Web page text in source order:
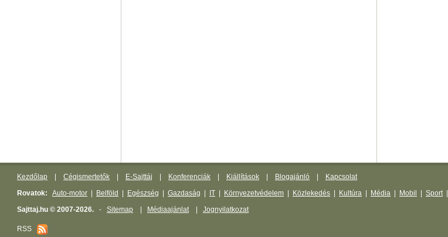
Kezdőlap Cégismertetők E-Sajttáj Konferenciák Kiállítások Blogajánló
Kapcsolat
Rovatok:
Auto-motor Belföld Egészség Gazdaság IT Környezetvédelem Közlekedés Kultúra Média Mobil Sport|
Sajttaj.hu © 2007-2026. - Sitemap Médiaajánlat| Jognyilatkozat
RSS